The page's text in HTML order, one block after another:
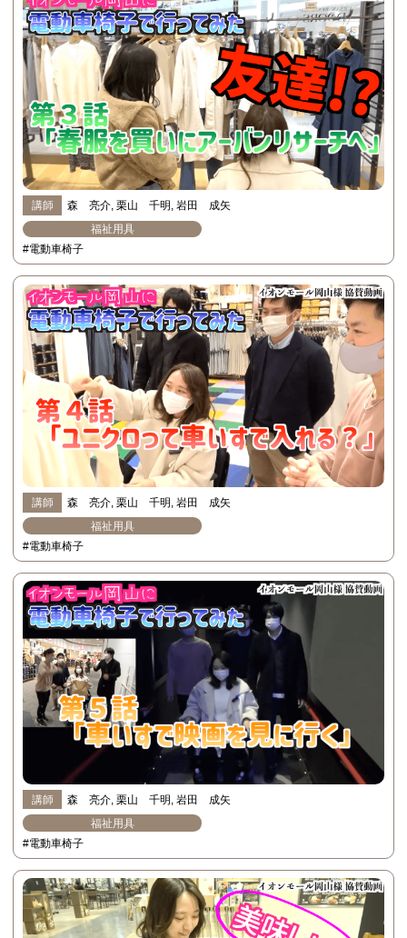
講師 森 亮介 栗山 千明
岩田 成矢
福祉用具
#電動車椅子
講師 森 亮介 栗山 千明 岩田 成矢
福祉用具
#電動車椅子
講師 森 亮介 栗山 千明 岩田 成矢
福祉用具
#電動車椅子